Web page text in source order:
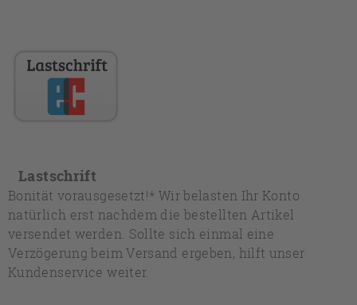
Lastschrift
Bonität vorausgesetzt!* Wir belasten Ihr Konto
natürlich erst nachdem die bestellten Artikel
versendet werden. Sollte sich einmal eine
Verzögerung beim Versand ergeben, hilft unser
Kundenservice weiter.